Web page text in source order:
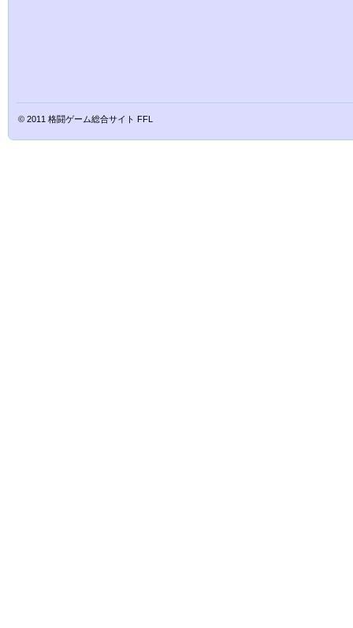
© 2011 格闘ゲーム総合サイト FFL